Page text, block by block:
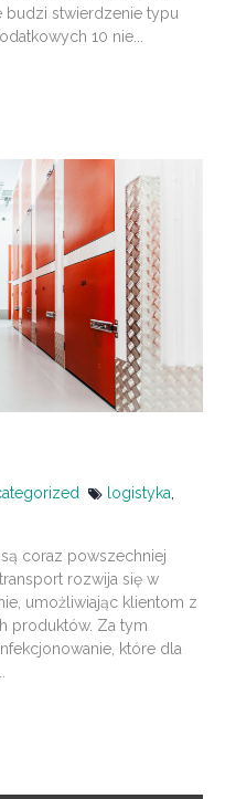
budzi stwierdzenie typu
10 nie...
logistyka,
coraz powszechniej
rozwija się w
umożliwiając klientom z
produktów. Za tym
które dla